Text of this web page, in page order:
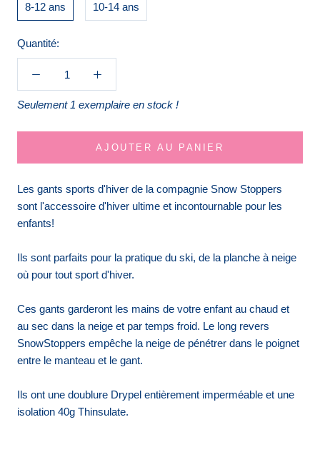
8-12 ans 10-14 ans
Quantité:
Seulement 1 exemplaire en stock !
AJOUTER AU PANIER
Les gants sports d'hiver de la compagnie Snow Stoppers
sont l'accessoire d'hiver ultime et incontournable pour les
enfants!
Ils sont parfaits pour la pratique du ski, de la planche à neige
où pour tout sport d'hiver.
Ces gants garderont les mains de votre enfant au chaud et
au sec dans la neige et par temps froid. Le long revers
SnowStoppers empêche la neige de pénétrer dans le poignet
entre le manteau et le gant.
Ils ont une doublure Drypel entièrement imperméable et une
isolation 40g Thinsulate.